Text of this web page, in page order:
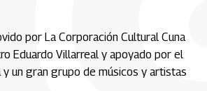
por La Corporación Cultural Cuna
Eduardo Villarreal y apoyado por el
un gran grupo de músicos y artistas